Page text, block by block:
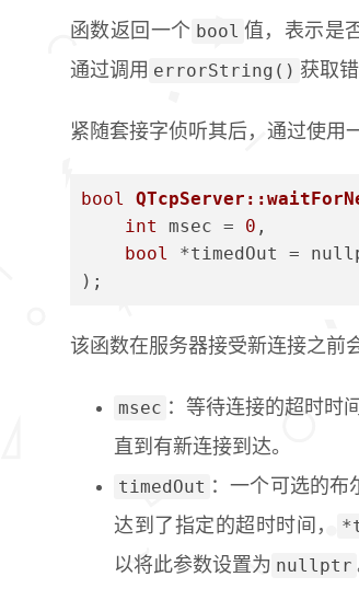
函数返回一个 bool 值，表示是
通过调用 errorString() 获取
紧随套接字侦听其后，通过使用
bool
int
msec = 0 ,
bool
*timedOut =
) ;
该函数在服务器接受新连接之前
msec ：等待连接的超时时
直到有新连接到达。
timedOut ：一个可选的布
达到了指定的超时时间，
以将此参数设置为 nullptr